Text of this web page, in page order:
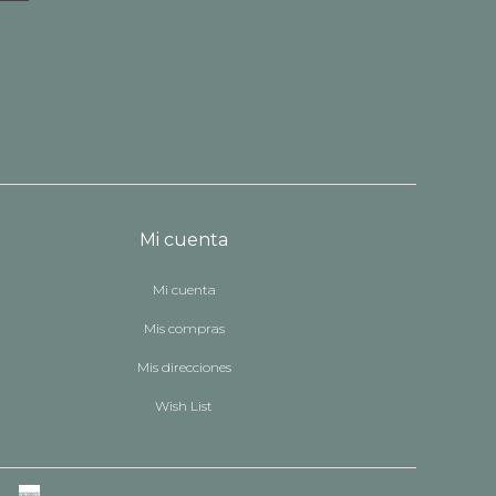
Mi cuenta
Mi cuenta
Mis compras
Mis direcciones
Wish List